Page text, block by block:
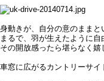
身動きが、自分の意のままと
まるで、羽が生えたように自
その開放感ったら堪らなく嬉
車窓に広がるカントリーサイ